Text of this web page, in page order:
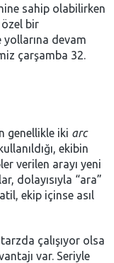
sahip olabilirken
özel bir
devam
çarşamba 32.
genellikle iki arc
ekibin
verilen arayı yeni
dolayısıyla “ara”
ekip içinse asıl
çalışıyor olsa
var. Seriyle